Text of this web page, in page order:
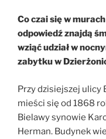
Co czai się w
odpowiedź znajdą
wziąć udział w
zabytku w
Przy dzisiejszej ulicy
mieści się od 1868
Bielawy synowie
Herman. Budynek